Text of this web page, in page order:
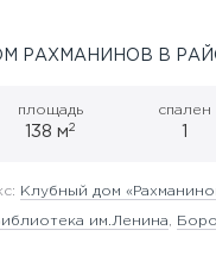
РАХМАНИНОВ В
площадь
138 м2
спален
1
Клубный дом
им.Ленина